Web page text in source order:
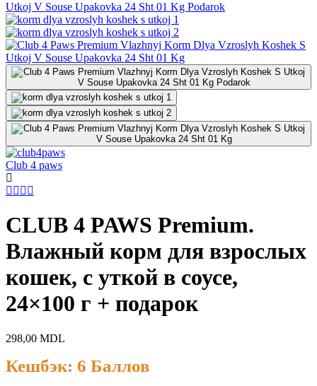
Club 4 paws
CLUB 4 PAWS Premium.
Влажный корм для взрослых
кошек, с уткой в соусе,
24×100 г + подарок
298,00 MDL
Кешбэк: 6 Баллов